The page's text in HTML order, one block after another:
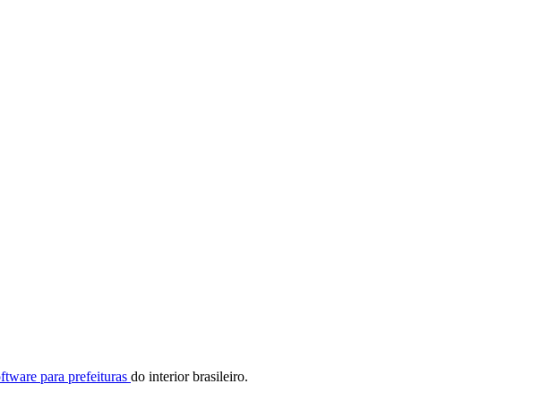
para prefeituras do interior brasileiro.